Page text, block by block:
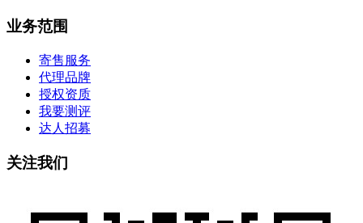
业务范围
寄售服务
代理品牌
授权资质
我要测评
达人招募
关注我们